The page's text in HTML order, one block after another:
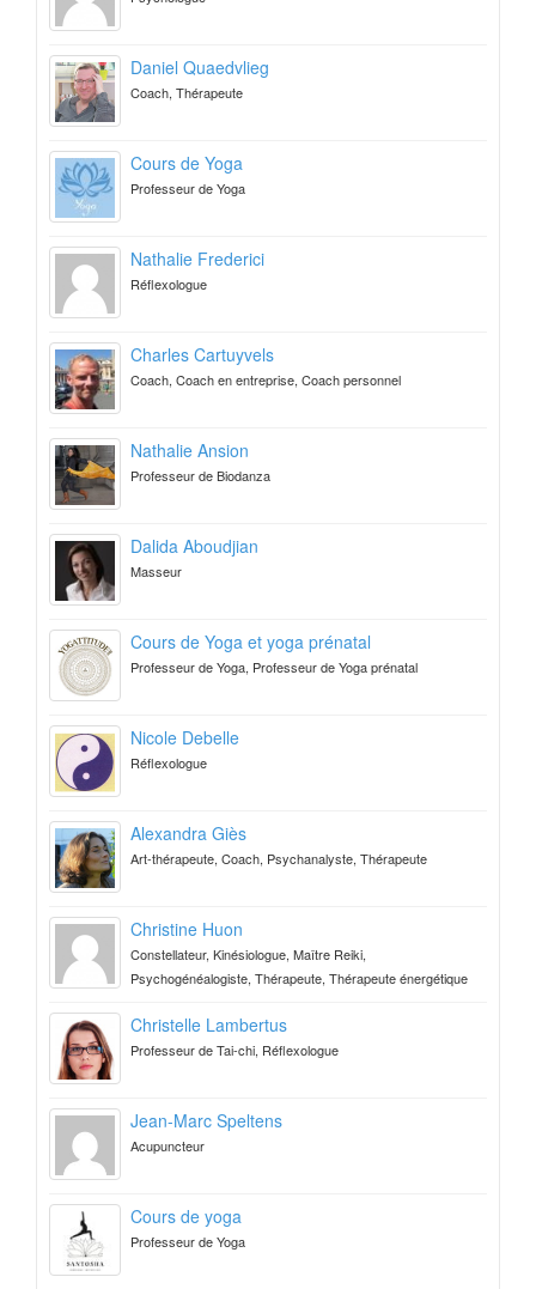
Daniel Quaedvlieg
Coach, Thérapeute
Cours de Yoga
Professeur de Yoga
Nathalie Frederici
Réflexologue
Charles Cartuyvels
Coach, Coach en entreprise, Coach personnel
Nathalie Ansion
Professeur de Biodanza
Dalida Aboudjian
Masseur
Cours de Yoga et yoga prénatal
Professeur de Yoga, Professeur de Yoga prénatal
Nicole Debelle
Réflexologue
Alexandra Giès
Art-thérapeute, Coach, Psychanalyste, Thérapeute
Christine Huon
Constellateur, Kinésiologue, Maître Reiki,
Psychogénéalogiste, Thérapeute, Thérapeute énergétique
Christelle Lambertus
Professeur de Tai-chi, Réflexologue
Jean-Marc Speltens
Acupuncteur
Cours de yoga
Professeur de Yoga